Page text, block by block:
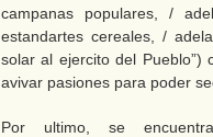
campanas populares, /
estandartes cereales, /
solar al ejercito del Pueblo”)
avivar pasiones para poder
Por ultimo, se